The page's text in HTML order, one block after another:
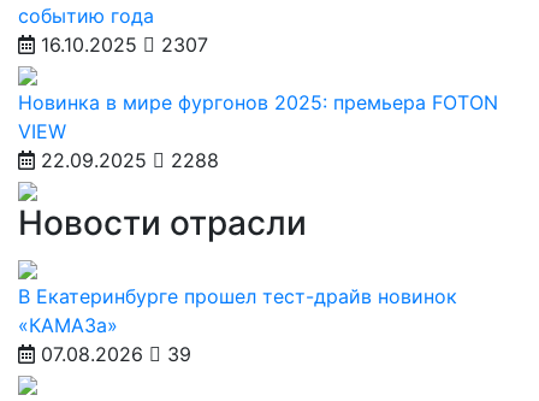
событию года
16.10.2025
2307
Новинка в мире фургонов 2025: премьера FOTON
VIEW
22.09.2025
2288
Новости отрасли
В Екатеринбурге прошел тест-драйв новинок
«КАМАЗа»
07.08.2026
39